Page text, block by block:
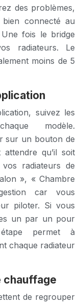
des problèmes,
connecté au
fois le bridge
radiateurs. Le
moins de 5
suivez les
modèle.
sur un bouton de
qu’il soit
vos radiateurs de
», « Chambre
car vous
piloter. Si vous
un par un pour
permet à
chaque radiateur
chauffage
de regrouper